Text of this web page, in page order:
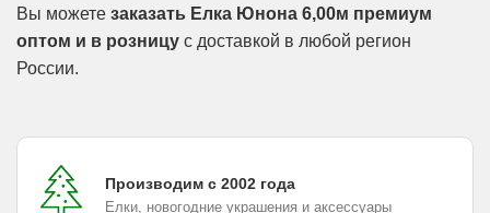
Вы можете заказать Елка Юнона 6,00м премиум
оптом и в розницу с доставкой в любой регион
России.
Производим с 2002 года
Елки, новогодние украшения и аксессуары